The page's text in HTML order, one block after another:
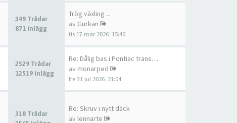
349 Trådar
871 Inlägg
Trög växling ...
av Gurkan
tis 17 mar 2026, 15:40
2529 Trådar
12519 Inlägg
Re: Dålig bas i Pontiac trans…
av monarped
fre 31 jul 2026, 21:04
318 Trådar
Re: Skruv i nytt däck
av lennarte